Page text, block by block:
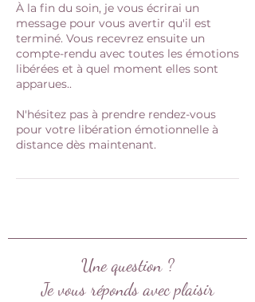
À la fin du soin, je vous écrirai un
message pour vous avertir qu'il est
terminé. Vous recevrez ensuite un
compte-rendu avec toutes les émotions
libérées et à quel moment elles sont
apparues..
N'hésitez pas à prendre rendez-vous
pour votre libération émotionnelle à
distance dès maintenant.
Une question ?
Je vous réponds avec plaisir